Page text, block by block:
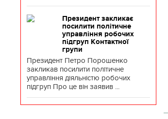
Президент закликає
посилити політичне
управління робочих
підгруп Контактної
групи
Президент Петро Порошенко
закликав посилити політичне
управління діяльністю робочих
підгруп Про це він заявив ...